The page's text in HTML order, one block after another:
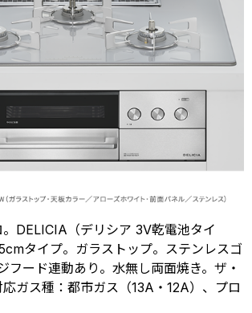
。DELICIA（デリシア 3V乾電池タイ
タイプ。ガラストップ。ステンレスゴ
フード連動あり。水無し両面焼き。ザ・
ガス種：都市ガス（13A・12A）、プロ